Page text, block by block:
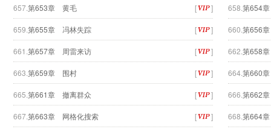
657.第653章 黄毛 [ ] 658. 第654
659. 第655章 冯林失踪 [ ] 660. 第656
661. 第657章 周雷来访 [ ] 662. 第658
663. 第659章 围村 [ ] 664. 第660
665. 第661章 撤离群众 [ ] 666. 第662
667.第663章 网格化搜索 [ ] 668. 第664